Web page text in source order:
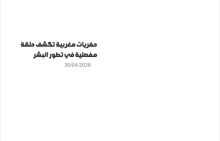
حفريات مغربية تكشف حلقة
مفصلية في تطور البشر
30/04/2026